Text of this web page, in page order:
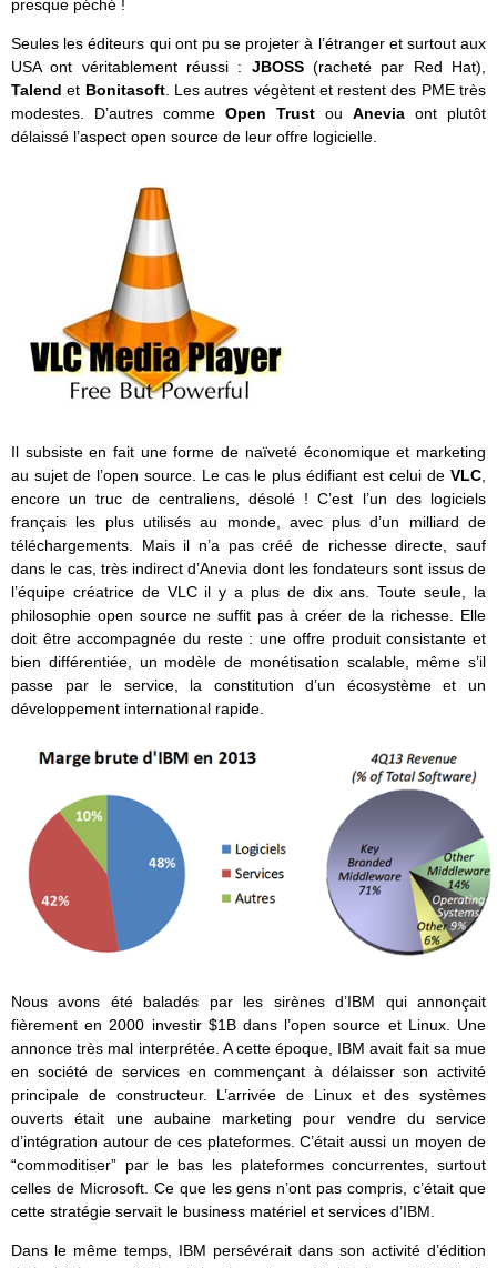
presque péché !
Seules les éditeurs qui ont pu se projeter à l’étranger et surtout aux
USA ont véritablement réussi : JBOSS(racheté par Red Hat),
Talendet Bonitasoft. Les autres végètent et restent des PME très
modestes. D’autres comme Open Trust ou Anevia ont plutôt
délaissé l’aspect open source de leur offre logicielle.
Il subsiste en fait une forme de naïveté économique et marketing
au sujet de l’open source. Le cas le plus édifiant est celui de VLC
encore un truc de centraliens, désolé ! C’est l’un des logiciels
français les plus utilisés au monde, avec plus d’un milliard de
téléchargements. Mais il n’a pas créé de richesse directe, sauf
dans le cas, très indirect d’Anevia dont les fondateurs sont issus de
l’équipe créatrice de VLC il y a plus de dix ans. Toute seule, la
philosophie open source ne suffit pas à créer de la richesse. Elle
doit être accompagnée du reste : une offre produit consistante et
bien différentiée, un modèle de monétisation scalable, même s’il
passe par le service, la constitution d’un écosystème et un
développement international rapide.
Nous avons été baladés par les sirènes d’IBM qui annonçait
fièrement en 2000 investir $1B dans l’open source et Linux. Une
annonce très mal interprétée. A cette époque, IBM avait fait sa mue
en société de services en commençant à délaisser son activité
principale de constructeur. L’arrivée de Linux et des systèmes
ouverts était une aubaine marketing pour vendre du service
d’intégration autour de ces plateformes. C’était aussi un moyen de
“commoditiser” par le bas les plateformes concurrentes, surtout
celles de Microsoft. Ce que les gens n’ont pas compris, c’était que
cette stratégie servait le business matériel et services d’IBM.
Dans le même temps, IBM persévérait dans son activité d’édition